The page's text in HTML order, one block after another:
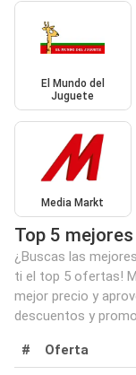
El Mundo del
Juguete
Media Markt
Top 5
¿Buscas las
ti el top 5 ofertas!
mejor precio y
descuentos y
# Oferta